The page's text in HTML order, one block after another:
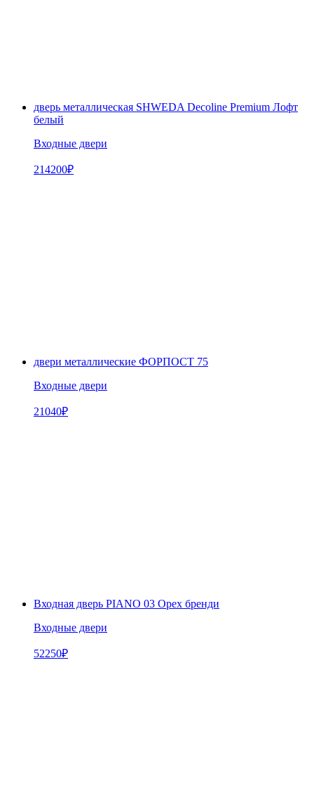
дверь металлическая SHWEDA Decoline Premium Лофт
белый
Входные двери
214200₽
двери металлические ФОРПОСТ 75
Входные двери
21040₽
Входная дверь PIANO 03 Орех бренди
Входные двери
52250₽